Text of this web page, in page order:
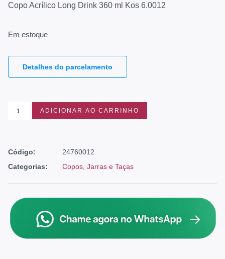
Copo Acrílico Long Drink 360 ml Kos 6.0012
Em estoque
Detalhes do parcelamento
ADICIONAR AO CARRINHO
Código:
24760012
Categorias:
Copos, Jarras e Taças